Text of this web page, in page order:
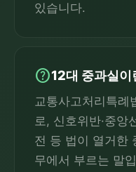
있습니다.
help12대 중과실이
교통사고처리특례
로, 신호위반·중앙
전 등 법이 열거한
무에서 부르는 말